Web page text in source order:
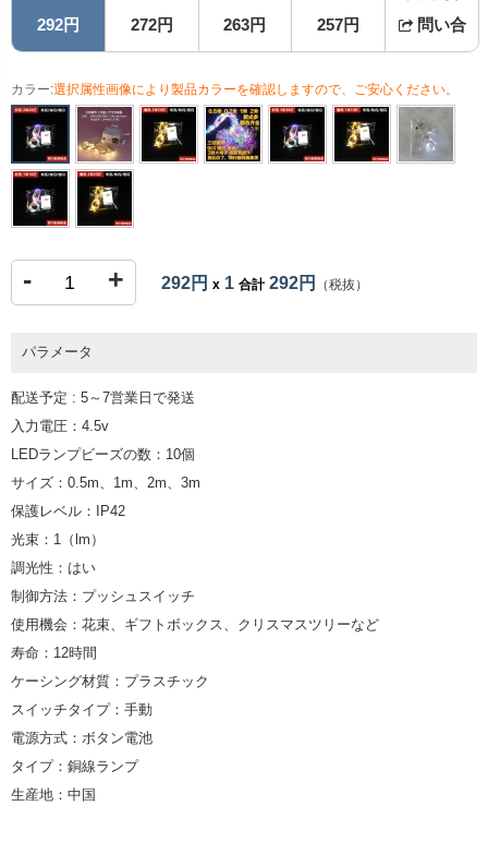
292円 272円 263円 257円 問い合
カラー:選択属性画像により製品カラーを確認しますので、ご安心ください。
- + 292円 x 1 合計292円 （税抜）
パラメータ
配送予定 : 5～7営業日で発送
入力電圧：4.5v
LEDランプビーズの数：10個
サイズ：0.5m、1m、2m、3m
保護レベル：IP42
光束：1（lm）
調光性：はい
制御方法：プッシュスイッチ
使用機会：花束、ギフトボックス、クリスマスツリーなど
寿命：12時間
ケーシング材質：プラスチック
スイッチタイプ：手動
電源方式：ボタン電池
タイプ：銅線ランプ
生産地：中国